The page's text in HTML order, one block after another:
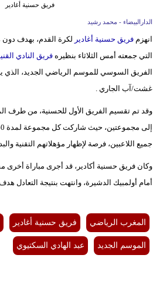
فريق حسنية أغادير
الدارالبيضاء - محمد رشيد
انهزمفريق حسنية أغادير لكرة القدم، بهدف دون
التي جمعته أمس الثلاثاء بنظيره فريق النادي
غشت/آب الجاري .
وقد تم تقسيم الفريق الأول للحسنية، من طرف
جميع اللاعبين، فرصة لإظهار مؤهلاتهم التقنية
وكان فريق حسنية أكادير، قد أجرى مباراة أخرى
أمام أولمبيك الدشيرة، وانتهت بنتيجة التعادل هدف
المغرب الرياضي فريق حسنية أغادير
الموسم الجديد عبد الهادي السكتيوي